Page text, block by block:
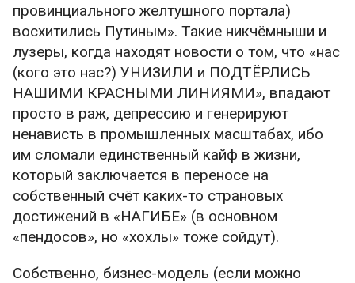
провинциального желтушного портала)
восхитились Путиным». Такие никчёмныши и
лузеры, когда находят новости о том, что «нас
(кого это нас?) УНИЗИЛИ и ПОДТЁРЛИСЬ
НАШИМИ КРАСНЫМИ ЛИНИЯМИ», впадают
просто в раж, депрессию и генерируют
ненависть в промышленных масштабах, ибо
им сломали единственный кайф в жизни,
который заключается в переносе на
собственный счёт каких-то страновых
достижений в «НАГИБЕ» (в основном
«пендосов», но «хохлы» тоже сойдут).
Собственно, бизнес-модель (если можно